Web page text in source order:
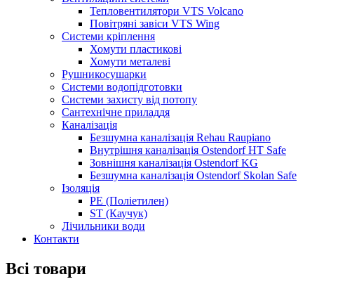
Тепловентилятори VTS Volcano
Повітряні завіси VTS Wing
Системи кріплення
Хомути пластикові
Хомути металеві
Рушникосушарки
Системи водопідготовки
Системи захисту від потопу
Сантехнічне приладдя
Каналізація
Безшумна каналізація Rehau Raupiano
Внутрішня каналізація Ostendorf HT Safe
Зовнішня каналізація Ostendorf KG
Безшумна каналізація Ostendorf Skolan Safe
Ізоляція
PE (Поліетилен)
ST (Каучук)
Лічильники води
Контакти
Всі товари